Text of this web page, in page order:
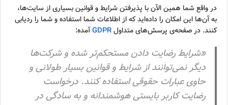
در واقع شما همین الآن با پذیرفتن شرایط و قوانین بسیاری از سایت‌ها،
به آن‌ها این امکان را داده‌اید که از اطلاعات شما استفاده و شما را ردیابی
کنند. در صفحه‌ی پرسش‌های متداولGDPRآمده:
«شرایط رضایت دادن مستحکم‌تر شده و شرکت‌ها
دیگر نمی‌توانند از شرایط و قوانین بسیار طولانی و
حاوی عبارات حقوقی استفاده کنند. درخواست
رضایت کاربر بایستی هوشمندانه و به سادگی در